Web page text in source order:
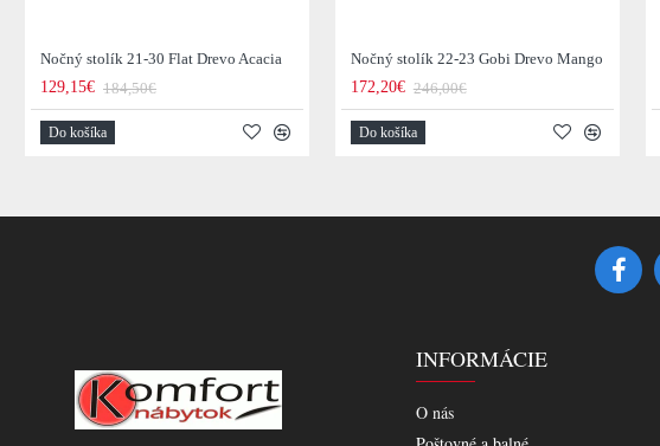
Nočný stolík 21-30 Flat Drevo Acacia
129,15€ 184,50€
Do košíka
Nočný stolík 22-23 Gobi Drevo Mango
172,20€ 246,00€
Do košíka
INFORMÁCIE
O nás